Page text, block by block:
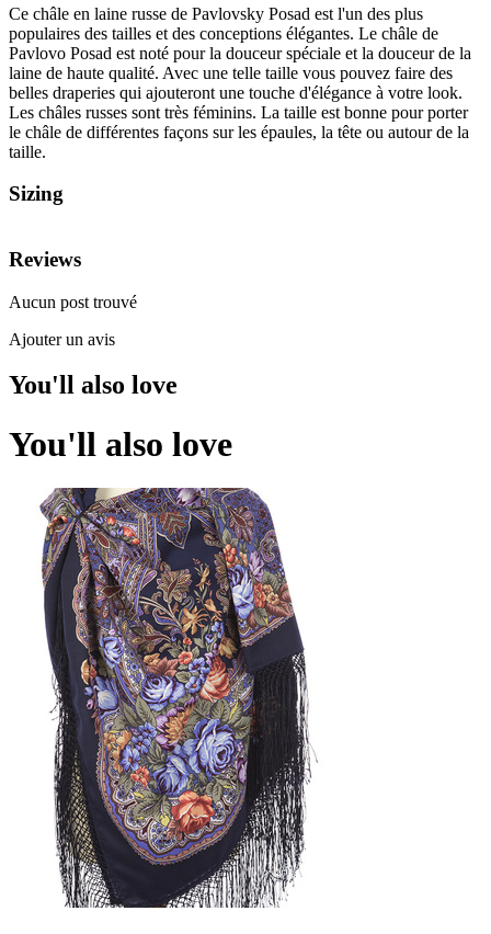
Ce châle en laine russe de Pavlovsky Posad est l'un des plus
populaires des tailles et des conceptions élégantes. Le châle de
Pavlovo Posad est noté pour la douceur spéciale et la douceur de la
laine de haute qualité. Avec une telle taille vous pouvez faire des
belles draperies qui ajouteront une touche d'élégance à votre look.
Les châles russes sont très féminins. La taille est bonne pour porter
le châle de différentes façons sur les épaules, la tête ou autour de la
taille.
Sizing
Reviews
Aucun post trouvé
Ajouter un avis
You'll also love
You'll also love